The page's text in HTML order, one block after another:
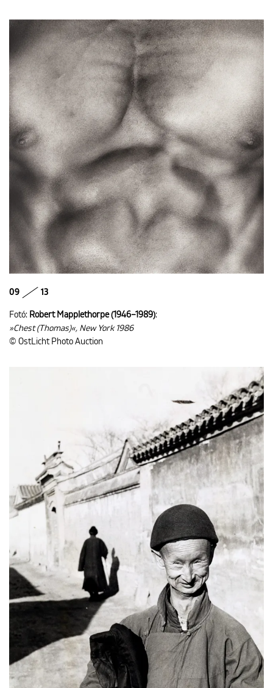
09 13
Fotó: Robert Mapplethorpe (1946–1989):
»Chest (Thomas)«, New York 1986
© OstLicht Photo Auction